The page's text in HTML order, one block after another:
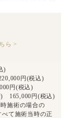
ら >
)
円(税込)
円(税込)
) 165,000円(税込)
施術の場合の
て施術当時の正